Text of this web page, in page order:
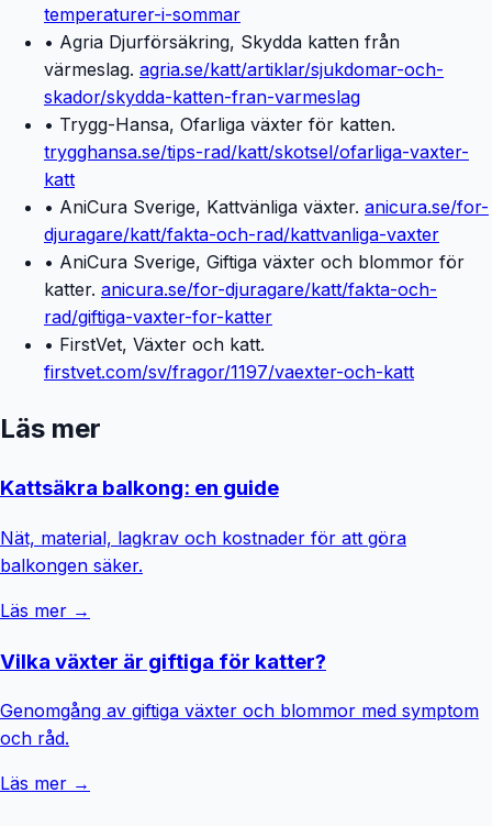
temperaturer-i-sommar
• Agria Djurförsäkring, Skydda katten från
värmeslag. agria.se/katt/artiklar/sjukdomar-och-
skador/skydda-katten-fran-varmeslag
• Trygg-Hansa, Ofarliga växter för katten.
trygghansa.se/tips-rad/katt/skotsel/ofarliga-vaxter-
katt
• AniCura Sverige, Kattvänliga växter. anicura.se/for-
djuragare/katt/fakta-och-rad/kattvanliga-vaxter
• AniCura Sverige, Giftiga växter och blommor för
katter. anicura.se/for-djuragare/katt/fakta-och-
rad/giftiga-vaxter-for-katter
• FirstVet, Växter och katt.
firstvet.com/sv/fragor/1197/vaexter-och-katt
Läs mer
Kattsäkra balkong: en guide
Nät, material, lagkrav och kostnader för att göra
balkongen säker.
Läs mer →
Vilka växter är giftiga för katter?
Genomgång av giftiga växter och blommor med symptom
och råd.
Läs mer →